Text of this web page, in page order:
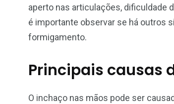
aperto nas articulações, dificuldade
é importante observar se há outros
formigamento.
Principais causas
O inchaço nas mãos pode ser